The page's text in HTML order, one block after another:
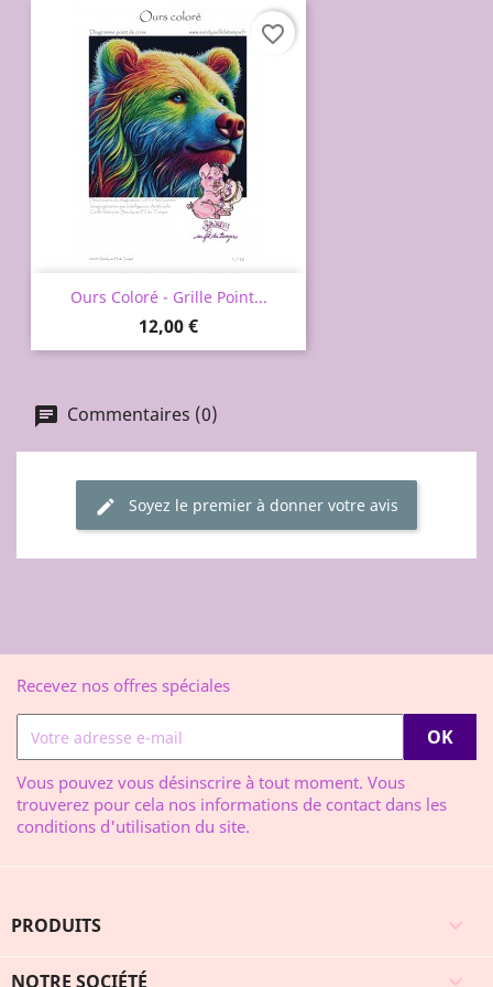
Ours Coloré - Grille Point...
Prix
12,00 €
favorite_border
Commentaires (0)
Soyez le premier à donner votre avis
Recevez nos offres spéciales
Vous pouvez vous désinscrire à tout moment. Vous
trouverez pour cela nos informations de contact dans les
conditions d'utilisation du site.
PRODUITS 
NOTRE SOCIÉTÉ